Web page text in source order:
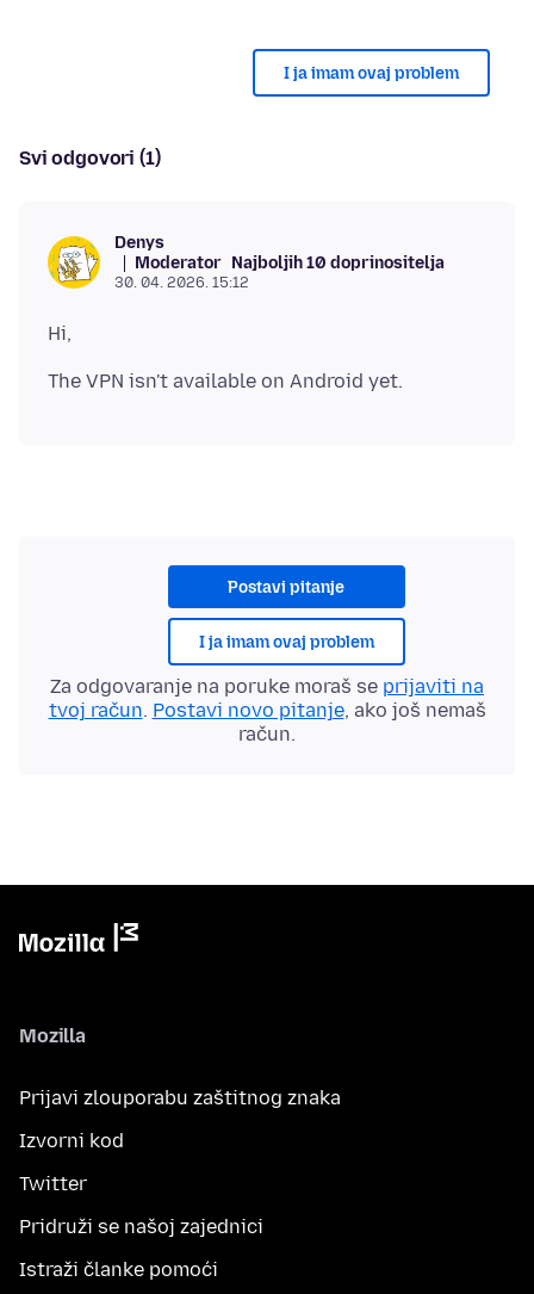
I ja imam ovaj problem
Svi odgovori (1)
Denys
Moderator Najboljih 10 doprinositelja
30. 04. 2026. 15:12
Postavi pitanje
I ja imam ovaj problem
Za odgovaranje na poruke moraš se prijaviti na
tvoj račun. Postavi novo pitanje, ako još nemaš
račun.
Mozilla
Prijavi zlouporabu zaštitnog znaka
Izvorni kod
Twitter
Pridruži se našoj zajednici
Istraži članke pomoći